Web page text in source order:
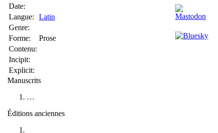
Date:
Langue:
Latin
Genre:
Forme:
Prose
Contenu:
Incipit:
Explicit:
Manuscrits
…
Éditions anciennes